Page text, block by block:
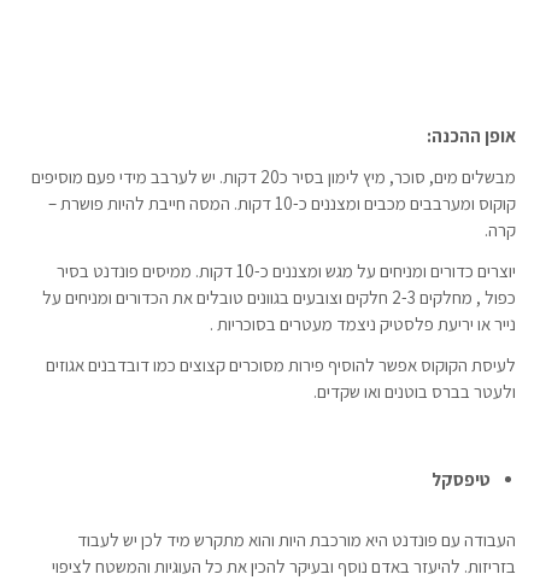
אופן ההכנה:
מבשלים מים, סוכר, מיץ לימון בסיר כ20 דקות. יש לערבב מידי פעם מוסיפים
קוקוס ומערבבים מכבים ומצננים כ-10 דקות. המסה חייבת להיות פושרת –
קרה.
יוצרים כדורים ומניחים על מגש ומצננים כ-10 דקות. ממיסים פונדנט בסיר
כפול , מחלקים 2-3 חלקים וצובעים בגוונים טובלים את הכדורים ומניחים על
נייר או יריעת פלסטיק ניצמד מעטרים בסוכריות .
לעיסת הקוקוס אפשר להוסיף פירות מסוכרים קצוצים כמו דובדבנים אגוזים
ולעטר בברס בוטנים ואו שקדים.
טיפסקל
העבודה עם פונדנט היא מורכבת היות והוא מתקרש מיד לכן יש לעבוד
בזריזות. להיעזר באדם נוסף ובעיקר להכין את כל העוגיות והמשטח לציפוי